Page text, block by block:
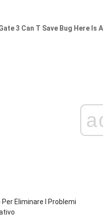
3 Can T Save Bug Here Is
Eliminare I Problemi